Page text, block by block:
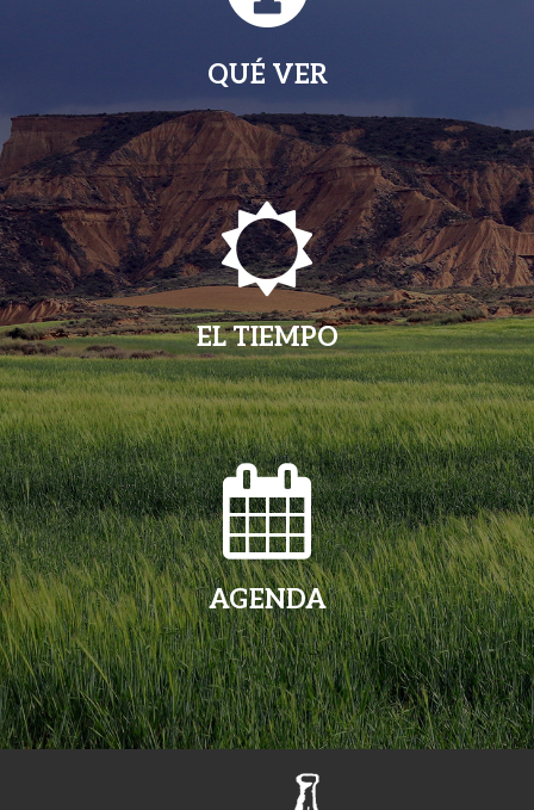
QUÉ VER
EL TIEMPO
AGENDA